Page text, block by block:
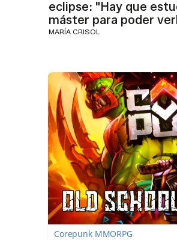
eclipse: "Hay que
máster para poder
MARÍA CRISOL
Corepunk MMORPG